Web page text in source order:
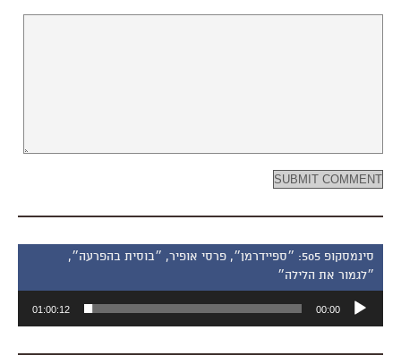
סינמסקופ 505: ״ספיידרמן״, פרסי אופיר, ״בוסית בהפרעה״,
״לגמור את הלילה״
אודיו
00:00
01:00:12